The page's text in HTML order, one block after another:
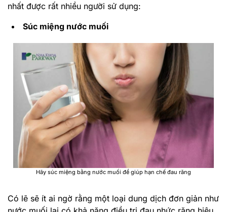
nhất được rất nhiều người sử dụng:
Súc miệng nước muối
Hãy súc miệng bằng nước muối để giúp hạn chế đau răng
Có lẽ sẽ ít ai ngờ rằng một loại dung dịch đơn giản như